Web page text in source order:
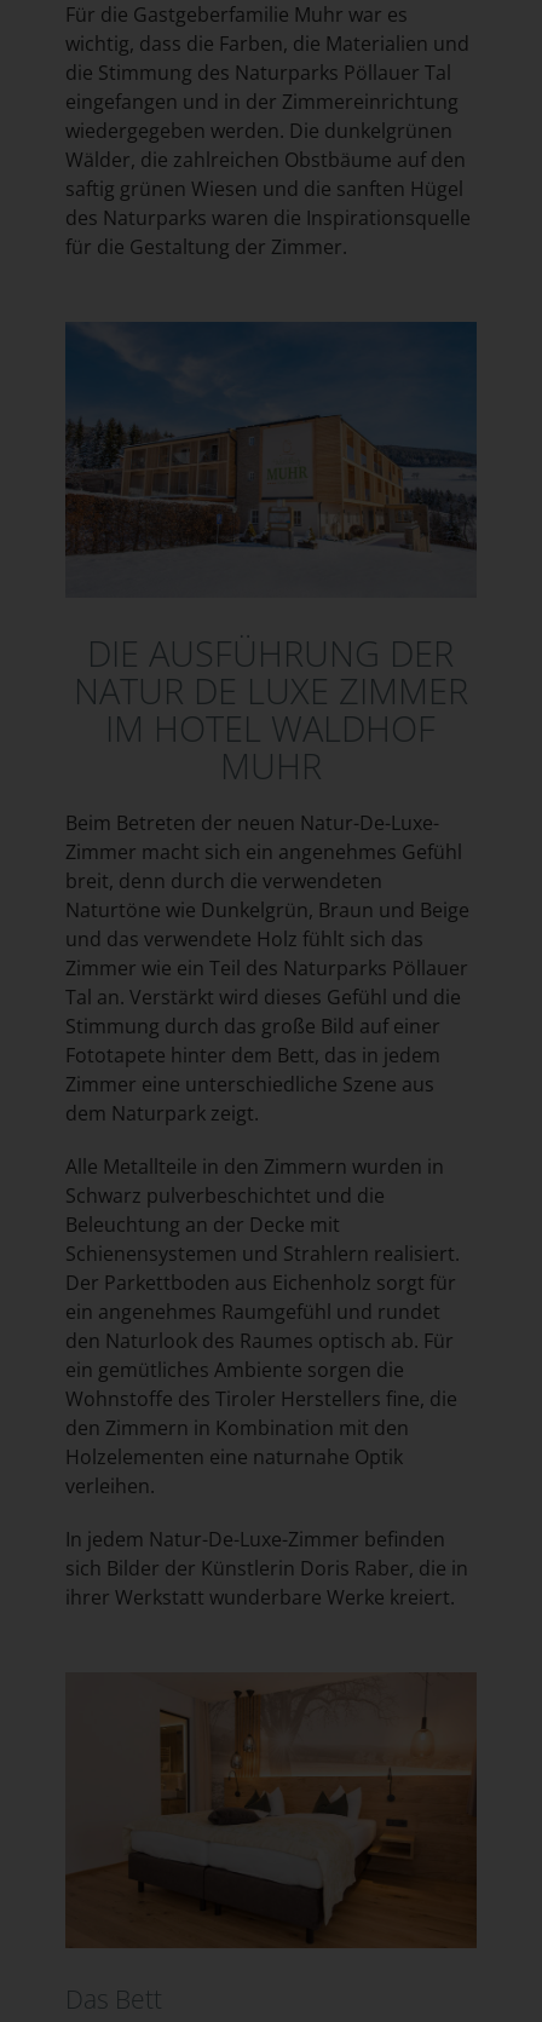
Für die Gastgeberfamilie Muhr war es
wichtig, dass die Farben, die Materialien und
die Stimmung des Naturparks Pöllauer Tal
eingefangen und in der Zimmereinrichtung
wiedergegeben werden. Die dunkelgrünen
Wälder, die zahlreichen Obstbäume auf den
saftig grünen Wiesen und die sanften Hügel
des Naturparks waren die Inspirationsquelle
für die Gestaltung der Zimmer.
DIE AUSFÜHRUNG DER
NATUR DE LUXE ZIMMER
IM HOTEL WALDHOF
MUHR
Beim Betreten der neuen Natur-De-Luxe-
Zimmer macht sich ein angenehmes Gefühl
breit, denn durch die verwendeten
Naturtöne wie Dunkelgrün, Braun und Beige
und das verwendete Holz fühlt sich das
Zimmer wie ein Teil des Naturparks Pöllauer
Tal an. Verstärkt wird dieses Gefühl und die
Stimmung durch das große Bild auf einer
Fototapete hinter dem Bett, das in jedem
Zimmer eine unterschiedliche Szene aus
dem Naturpark zeigt.
Alle Metallteile in den Zimmern wurden in
Schwarz pulverbeschichtet und die
Beleuchtung an der Decke mit
Schienensystemen und Strahlern realisiert.
Der Parkettboden aus Eichenholz sorgt für
ein angenehmes Raumgefühl und rundet
den Naturlook des Raumes optisch ab. Für
ein gemütliches Ambiente sorgen die
Wohnstoffe des Tiroler Herstellers fine, die
den Zimmern in Kombination mit den
Holzelementen eine naturnahe Optik
verleihen.
In jedem Natur-De-Luxe-Zimmer befinden
sich Bilder der Künstlerin Doris Raber, die in
ihrer Werkstatt wunderbare Werke kreiert.
Das Bett